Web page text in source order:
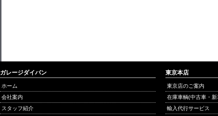
ガレージダイバン
ホーム
会社案内
スタッフ紹介
東京本店
東京店のご案内
在庫車輌(中古車・
輸入代行サービス